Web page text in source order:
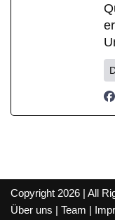
Copyright 2026 | All
Über uns
Team